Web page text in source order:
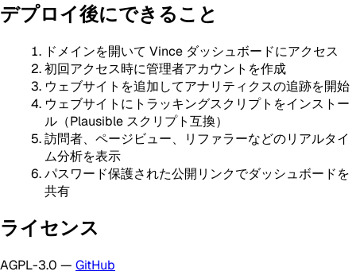
デプロイ後にできること
ドメインを開いて Vince ダッシュボードにアクセス
初回アクセス時に管理者アカウントを作成
ウェブサイトを追加してアナリティクスの追跡を開始
ウェブサイトにトラッキングスクリプトをインストー
ル（Plausible スクリプト互換）
訪問者、ページビュー、リファラーなどのリアルタイ
ム分析を表示
パスワード保護された公開リンクでダッシュボードを
共有
ライセンス
AGPL-3.0 — GitHub